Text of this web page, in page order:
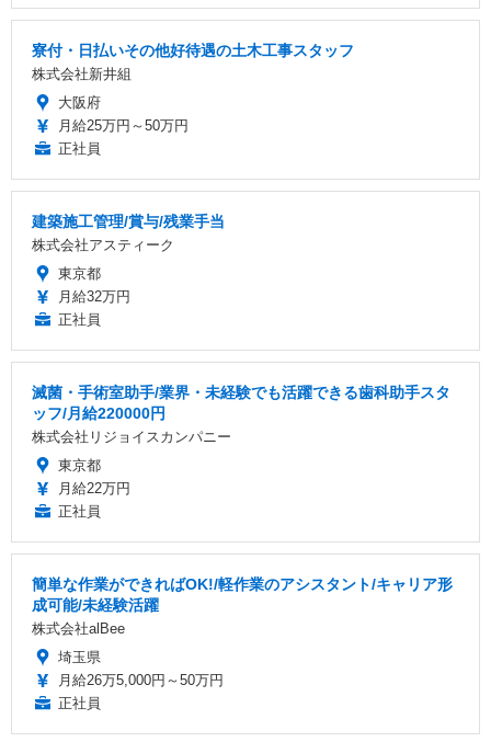
寮付・日払いその他好待遇の土木工事スタッフ
株式会社新井組
大阪府
月給25万円～50万円
正社員
建築施工管理/賞与/残業手当
株式会社アスティーク
東京都
月給32万円
正社員
滅菌・手術室助手/業界・未経験でも活躍できる歯科助手スタ
ッフ/月給220000円
株式会社リジョイスカンパニー
東京都
月給22万円
正社員
簡単な作業ができればOK!/軽作業のアシスタント/キャリア形
成可能/未経験活躍
株式会社alBee
埼玉県
月給26万5,000円～50万円
正社員